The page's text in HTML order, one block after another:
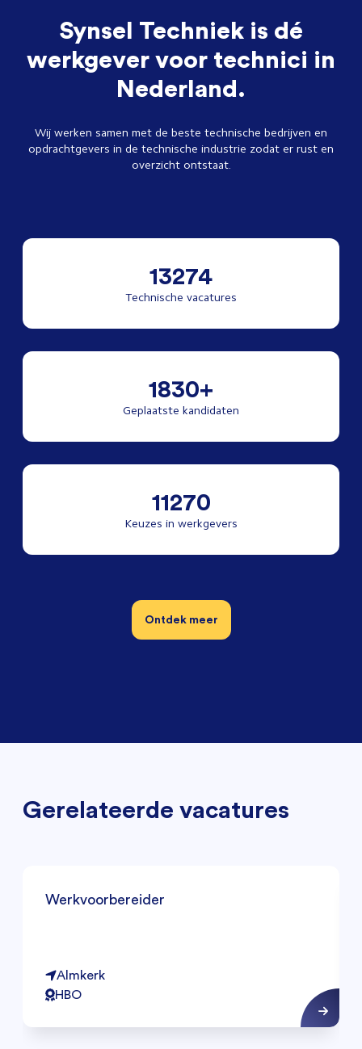
Synsel Techniek is dé
werkgever voor technici in
Nederland.
Wij werken samen met de beste technische bedrijven en
opdrachtgevers in de technische industrie zodat er rust en
overzicht ontstaat.
13274
Technische vacatures
1830+
Geplaatste kandidaten
11270
Keuzes in werkgevers
Ontdek meer
Gerelateerde vacatures
Werkvoorbereider
Almkerk
HBO